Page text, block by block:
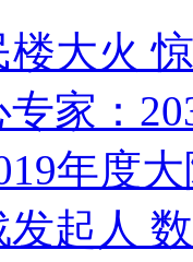
楼大火
家：
年度
起人